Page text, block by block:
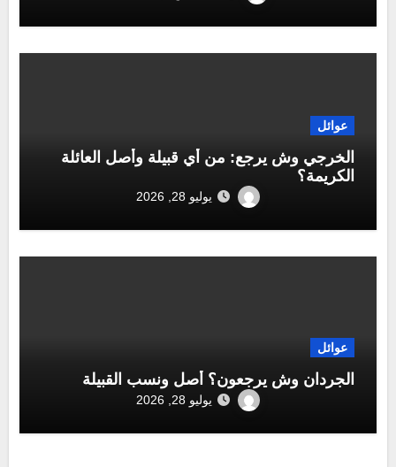
عوائل
الخرجي وش يرجع: من أي قبيلة وأصل العائلة
الكريمة؟
يوليو 28, 2026
عوائل
الجردان وش يرجعون؟ أصل ونسب القبيلة
يوليو 28, 2026